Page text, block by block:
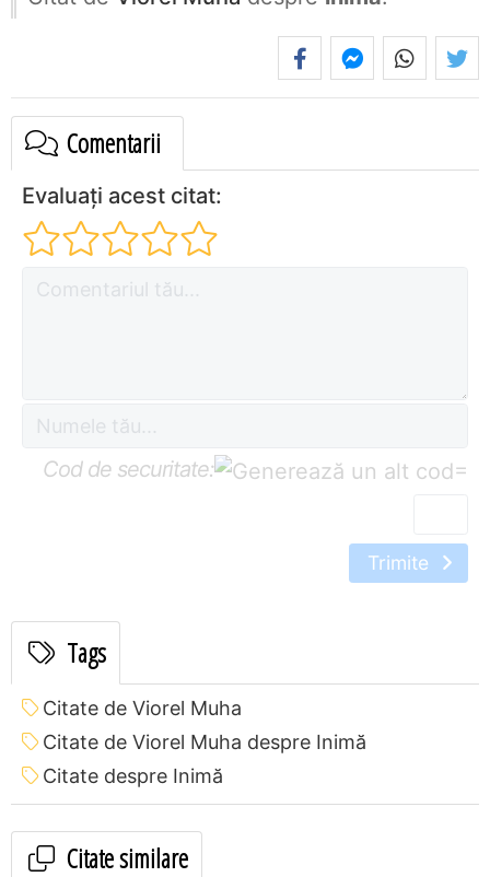
Comentarii
Evaluați acest citat:
Cod de securitate: =
Trimite
Tags
Citate de Viorel Muha
Citate de Viorel Muha despre Inimă
Citate despre Inimă
Citate similare